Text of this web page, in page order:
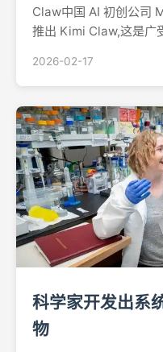
Claw中国 AI 初创公司
推出 Kimi Claw,这是广
服务器配置。
2026-02-17
科学家开发出系
物